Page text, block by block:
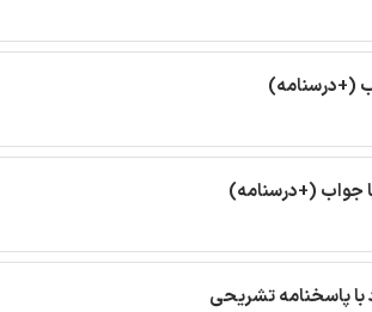
(+درسنامه)
جواب (+درسنامه)
پاسخنامه تشریحی